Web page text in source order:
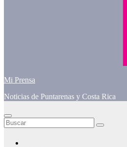
Mi Prensa
Noticias de Puntarenas y Costa Rica